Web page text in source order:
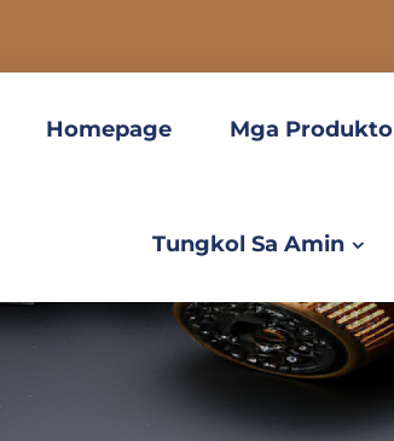
Homepage Mga Produkto
Tungkol Sa Amin